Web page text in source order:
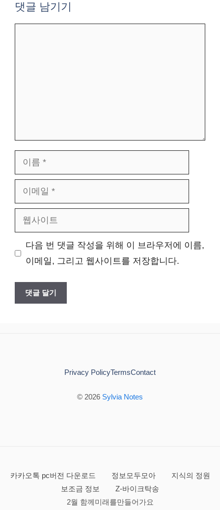
댓글 남기기
름
메
사
다음 번 댓글 작성을 위해 이 브라우저에 이름,
이메일, 그리고 웹사이트를 저장합니다.
© 2026 Sylvia Notes
Privacy PolicyTermsContact
카카오톡 pc버전 다운로드 정보모두모아
지식의 정원
보조금 정보
Z-바이크탁송
2월 함께미래를만들어가요